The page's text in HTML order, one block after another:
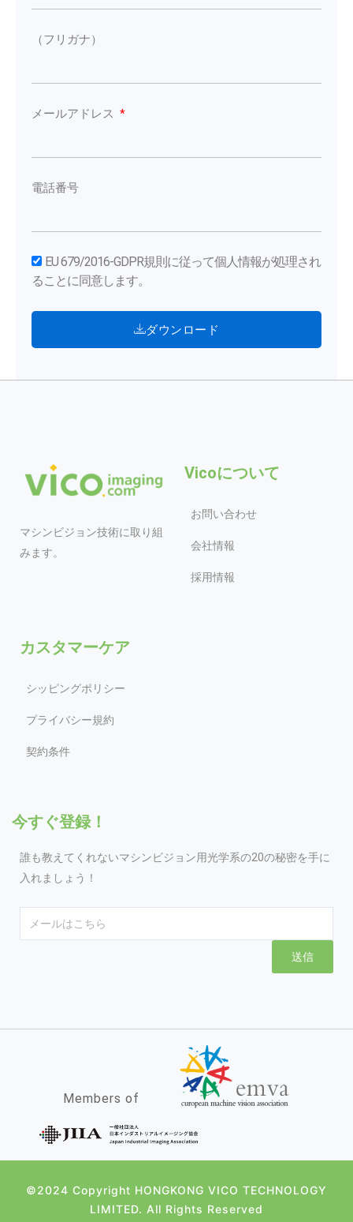
（フリガナ）
メールアドレス
電話番号
EU 679/2016-GDPR規則に従って個人情報が処理され
ることに同意します。
ダウンロード
マシンビジョン技術に取り組
みます。
Vicoについて
お問い合わせ
会社情報
採用情報
カスタマーケア
シッピングポリシー
プライバシー規約
契約条件
今すぐ登録！
誰も教えてくれないマシンビジョン用光学系の20の秘密を手に
入れましょう！
送信
Members of
©2024 Copyright HONGKONG VICO TECHNOLOGY
LIMITED. All Rights Reserved